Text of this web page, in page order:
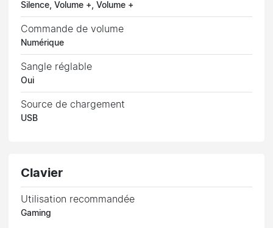
Silence, Volume +, Volume +
Commande de volume
Numérique
Sangle réglable
Oui
Source de chargement
USB
Clavier
Utilisation recommandée
Gaming